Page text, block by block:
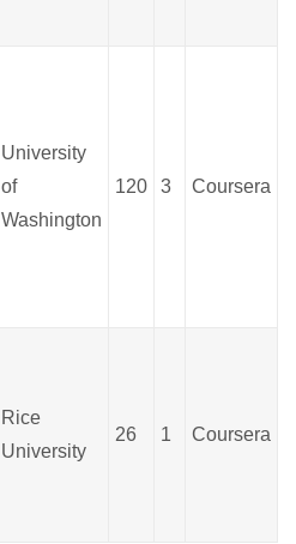
University
of
Washington
120 3 Coursera
Rice
University
26 1 Coursera